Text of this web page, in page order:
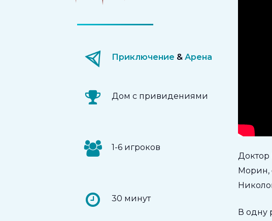
Приключение &Арена
Дом с привидениями
1-6 игроков
30 минут
Доктор
Морин,
В одну